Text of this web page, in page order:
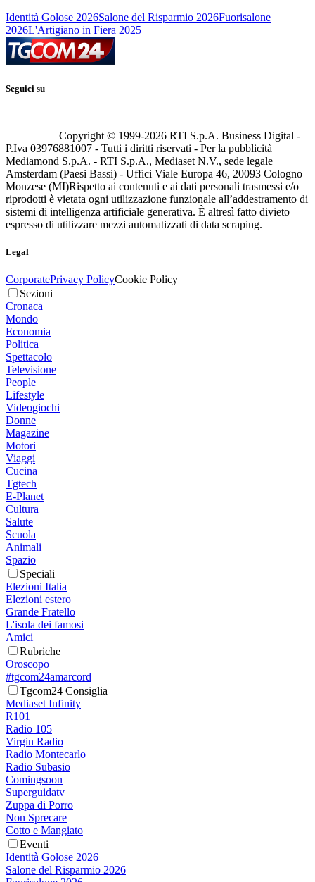
Identità Golose 2026Salone del Risparmio 2026Fuorisalone
2026L'Artigiano in Fiera 2025
Seguici su
Copyright © 1999-2026 RTI S.p.A. Business Digital -
P.Iva 03976881007 - Tutti i diritti riservati - Per la pubblicità
Mediamond S.p.A. - RTI S.p.A., Mediaset N.V., sede legale
Amsterdam (Paesi Bassi) - Uffici Viale Europa 46, 20093 Cologno
Monzese (MI)Rispetto ai contenuti e ai dati personali trasmessi e/o
riprodotti è vietata ogni utilizzazione funzionale all’addestramento di
sistemi di intelligenza artificiale generativa. È altresì fatto divieto
espresso di utilizzare mezzi automatizzati di data scraping.
Legal
CorporatePrivacy PolicyCookie Policy
Sezioni
Cronaca
Mondo
Economia
Politica
Spettacolo
Televisione
People
Lifestyle
Videogiochi
Donne
Magazine
Motori
Viaggi
Cucina
Tgtech
E-Planet
Cultura
Salute
Scuola
Animali
Spazio
Speciali
Elezioni Italia
Elezioni estero
Grande Fratello
L'isola dei famosi
Amici
Rubriche
Oroscopo
#tgcom24amarcord
Tgcom24 Consiglia
Mediaset Infinity
R101
Radio 105
Virgin Radio
Radio Montecarlo
Radio Subasio
Comingsoon
Superguidatv
Zuppa di Porro
Non Sprecare
Cotto e Mangiato
Eventi
Identità Golose 2026
Salone del Risparmio 2026